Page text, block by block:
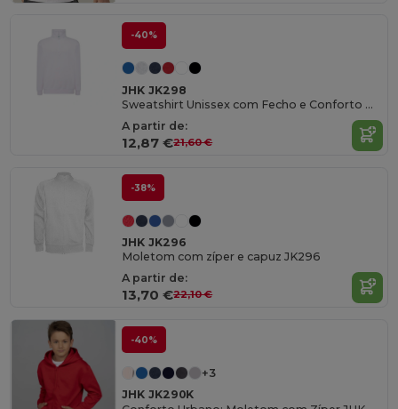
-40%
JHK JK298
Sweatshirt Unissex com Fecho e Conforto Duradouro
A partir de:
12,87 €21,60 €
-38%
JHK JK296
Moletom com zíper e capuz JK296
A partir de:
13,70 €22,10 €
-40%
+3
JHK JK290K